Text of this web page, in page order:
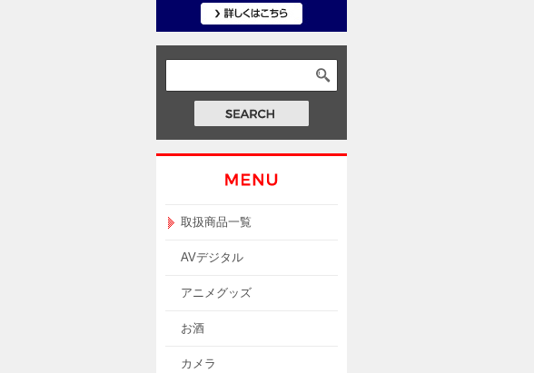
取扱商品一覧
AVデジタル
アニメグッズ
お酒
カメラ